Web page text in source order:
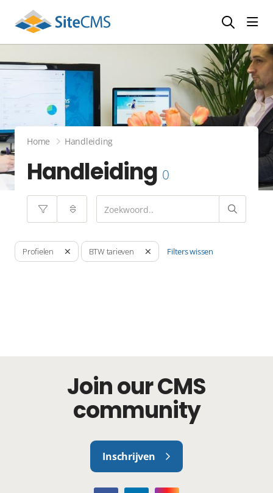
Home Handleiding
Handleiding 0
Profielen BTW tarieven Filters wissen
Join our CMS
community
Inschrijven